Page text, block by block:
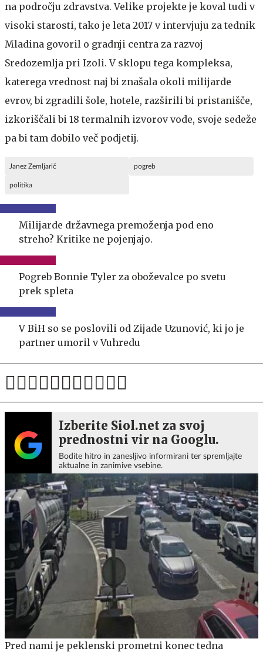
na področju zdravstva. Velike projekte je koval tudi v
visoki starosti, tako je leta 2017 v intervjuju za tednik
Mladina govoril o gradnji centra za razvoj
Sredozemlja pri Izoli. V sklopu tega kompleksa,
katerega vrednost naj bi znašala okoli milijarde
evrov, bi zgradili šole, hotele, razširili bi pristanišče,
izkoriščali bi 18 termalnih izvorov vode, svoje sedeže
pa bi tam dobilo več podjetij.
Janez Zemljarič pogreb
politika
Milijarde državnega premoženja pod eno
streho? Kritike ne pojenjajo.
Pogreb Bonnie Tyler za oboževalce po svetu
prek spleta
V BiH so se poslovili od Zijade Uzunović, ki jo je
partner umoril v Vuhredu
Izberite Siol.net za svoj
prednostni vir na Googlu.
Bodite hitro in zanesljivo informirani ter spremljajte
aktualne in zanimive vsebine.
Pred nami je peklenski prometni konec tedna